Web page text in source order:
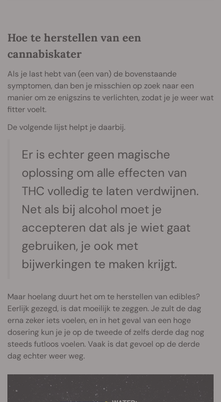
Hoe te herstellen van een
cannabiskater
Als je last hebt van (een van) de bovenstaande
symptomen, dan ben je misschien op zoek naar een
manier om ze enigszins te verlichten, zodat je je weer wat
fitter voelt.
De volgende lijst helpt je daarbij.
Er is echter geen magische
oplossing om alle effecten van
THC volledig te laten verdwijnen.
Net als bij alcohol moet je
accepteren dat als je wiet gaat
gebruiken, je ook met
bijwerkingen te maken krijgt.
Maar hoelang duurt het om te herstellen van edibles?
Eerlijk gezegd, is dat moeilijk te zeggen. Je zult de dag
erna zeker iets voelen, en in het geval van een hoge
dosering kun je je op de tweede of zelfs derde dag nog
steeds futloos voelen. Vaak is dat gevoel op de derde
dag echter weer weg.